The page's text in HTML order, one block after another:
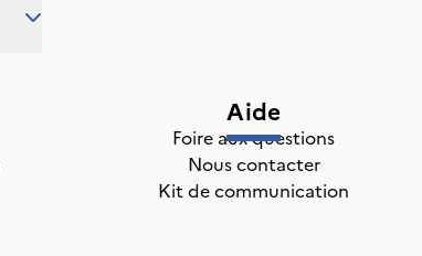
Aide
Foire aux questions
Nous contacter
Kit de communication